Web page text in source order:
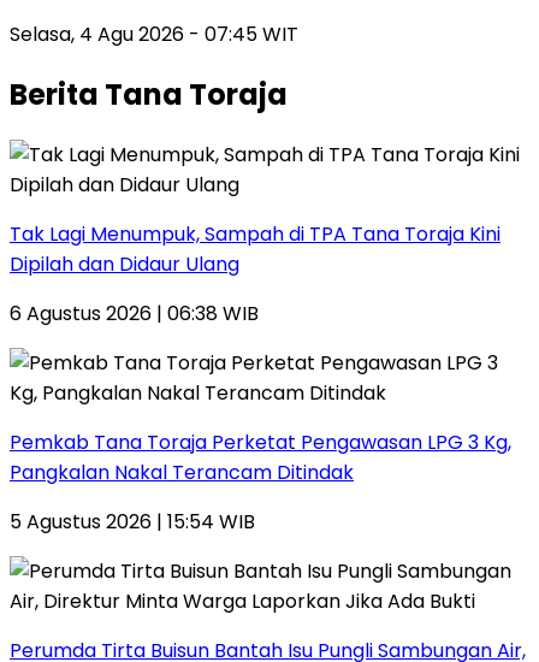
Selasa, 4 Agu 2026 - 07:45 WIT
Berita Tana Toraja
Tak Lagi Menumpuk, Sampah di TPA Tana Toraja Kini
Dipilah dan Didaur Ulang
6 Agustus 2026 | 06:38 WIB
Pemkab Tana Toraja Perketat Pengawasan LPG 3 Kg,
Pangkalan Nakal Terancam Ditindak
5 Agustus 2026 | 15:54 WIB
Perumda Tirta Buisun Bantah Isu Pungli Sambungan Air,